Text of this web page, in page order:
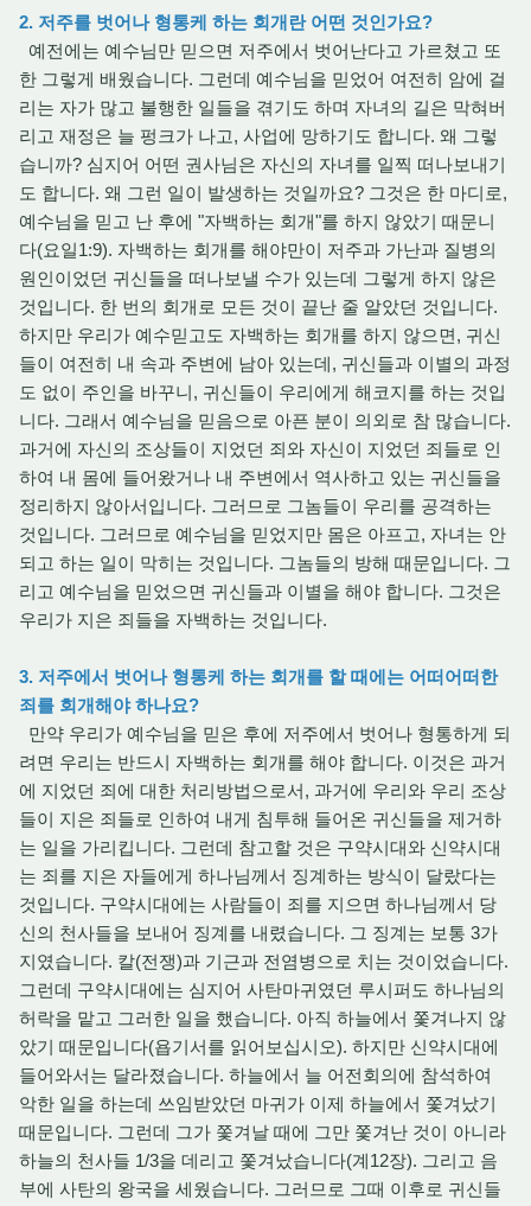
2. 저주를 벗어나 형통케 하는 회개란 어떤 것인가요?
예전에는 예수님만 믿으면 저주에서 벗어난다고 가르쳤고 또
한 그렇게 배웠습니다. 그런데 예수님을 믿었어 여전히 암에 걸
리는 자가 많고 불행한 일들을 겪기도 하며 자녀의 길은 막혀버
리고 재정은 늘 펑크가 나고, 사업에 망하기도 합니다. 왜 그렇
습니까? 심지어 어떤 권사님은 자신의 자녀를 일찍 떠나보내기
도 합니다. 왜 그런 일이 발생하는 것일까요? 그것은 한 마디로,
예수님을 믿고 난 후에 "자백하는 회개"를 하지 않았기 때문니
다(요일1:9). 자백하는 회개를 해야만이 저주과 가난과 질병의
원인이었던 귀신들을 떠나보낼 수가 있는데 그렇게 하지 않은
것입니다. 한 번의 회개로 모든 것이 끝난 줄 알았던 것입니다.
하지만 우리가 예수믿고도 자백하는 회개를 하지 않으면, 귀신
들이 여전히 내 속과 주변에 남아 있는데, 귀신들과 이별의 과정
도 없이 주인을 바꾸니, 귀신들이 우리에게 해코지를 하는 것입
니다. 그래서 예수님을 믿음으로 아픈 분이 의외로 참 많습니다.
과거에 자신의 조상들이 지었던 죄와 자신이 지었던 죄들로 인
하여 내 몸에 들어왔거나 내 주변에서 역사하고 있는 귀신들을
정리하지 않아서입니다. 그러므로 그놈들이 우리를 공격하는
것입니다. 그러므로 예수님을 믿었지만 몸은 아프고, 자녀는 안
되고 하는 일이 막히는 것입니다. 그놈들의 방해 때문입니다. 그
리고 예수님을 믿었으면 귀신들과 이별을 해야 합니다. 그것은
우리가 지은 죄들을 자백하는 것입니다.
3. 저주에서 벗어나 형통케 하는 회개를 할 때에는 어떠어떠한
죄를 회개해야 하나요?
만약 우리가 예수님을 믿은 후에 저주에서 벗어나 형통하게 되
려면 우리는 반드시 자백하는 회개를 해야 합니다. 이것은 과거
에 지었던 죄에 대한 처리방법으로서, 과거에 우리와 우리 조상
들이 지은 죄들로 인하여 내게 침투해 들어온 귀신들을 제거하
는 일을 가리킵니다. 그런데 참고할 것은 구약시대와 신약시대
는 죄를 지은 자들에게 하나님께서 징계하는 방식이 달랐다는
것입니다. 구약시대에는 사람들이 죄를 지으면 하나님께서 당
신의 천사들을 보내어 징계를 내렸습니다. 그 징계는 보통 3가
지였습니다. 칼(전쟁)과 기근과 전염병으로 치는 것이었습니다.
그런데 구약시대에는 심지어 사탄마귀였던 루시퍼도 하나님의
허락을 맡고 그러한 일을 했습니다. 아직 하늘에서 쫓겨나지 않
았기 때문입니다(욥기서를 읽어보십시오). 하지만 신약시대에
들어와서는 달라졌습니다. 하늘에서 늘 어전회의에 참석하여
악한 일을 하는데 쓰임받았던 마귀가 이제 하늘에서 쫓겨났기
때문입니다. 그런데 그가 쫓겨날 때에 그만 쫓겨난 것이 아니라
하늘의 천사들 1/3을 데리고 쫓겨났습니다(계12장). 그리고 음
부에 사탄의 왕국을 세웠습니다. 그러므로 그때 이후로 귀신들